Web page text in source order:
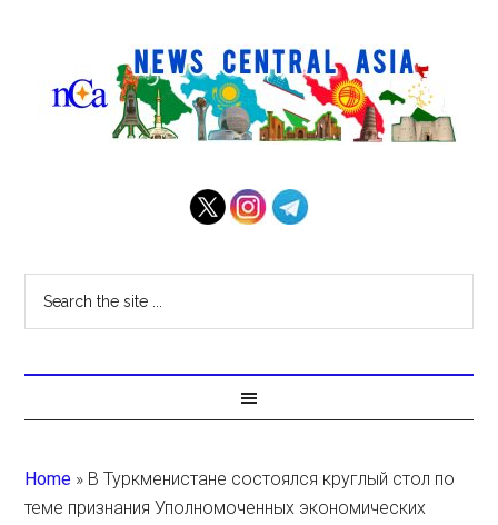
Home » В Туркменистане состоялся круглый стол по
теме признания Уполномоченных экономических